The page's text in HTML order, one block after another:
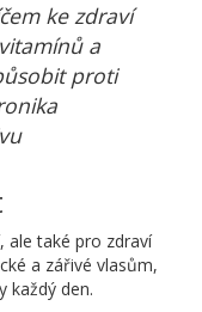
ke zdraví
a
proti
ale také pro zdraví
a zářivé vlasům,
každý den.